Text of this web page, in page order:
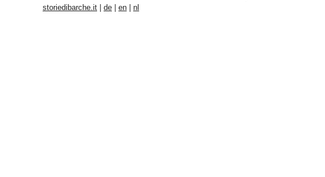
storiedibarche.it
de en nl